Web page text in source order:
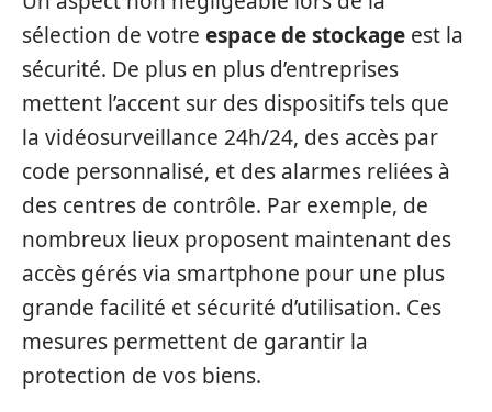
sélection de votre espace de stockage est la
sécurité. De plus en plus d’entreprises
mettent l’accent sur des dispositifs tels que
la vidéosurveillance 24h/24, des accès par
code personnalisé, et des alarmes reliées à
des centres de contrôle. Par exemple, de
nombreux lieux proposent maintenant des
accès gérés via smartphone pour une plus
grande facilité et sécurité d’utilisation. Ces
mesures permettent de garantir la
protection de vos biens.